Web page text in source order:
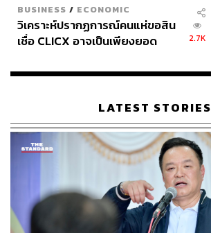
BUSINESS / ECONOMIC
วิเคราะห์ปรากฏการณ์คนแห่ขอสิน
เชื่อ CLICX อาจเป็นเพียงยอด
เรือนไทยที่ถูกซุกไว้
2.7K
LATEST STORIES